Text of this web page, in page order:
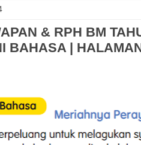
& RPH BM
BAHASA |